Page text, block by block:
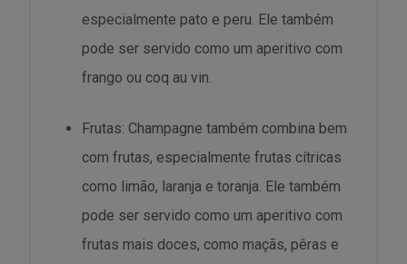
especialmente pato e peru. Ele também
pode ser servido como um aperitivo com
frango ou coq au vin.
Frutas: Champagne também combina bem
com frutas, especialmente frutas cítricas
como limão, laranja e toranja. Ele também
pode ser servido como um aperitivo com
frutas mais doces, como maçãs, pêras e